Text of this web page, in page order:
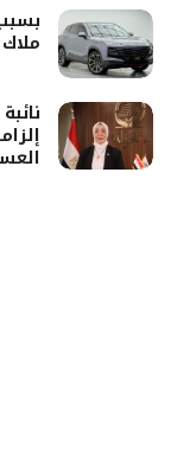
ملاك